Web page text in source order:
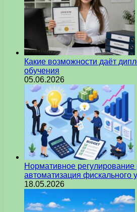
Какие возможности даёт
обучения
05.06.2026
Нормативное регулирование
автоматизация фискального
18.05.2026